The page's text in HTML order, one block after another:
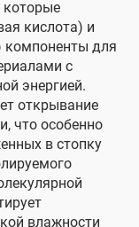
которые
кислота) и
компоненты для
с
энергией.
открывание
что особенно
в стопку
влажности